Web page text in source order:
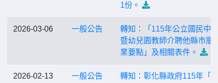
1份。
2026-03-06 一般公告
轉知：「115年公立國民中
暨幼兒園教師介聘他縣市服
業要點」及相關表件。
2026-02-13 一般公告
轉知：彰化縣政府115年「